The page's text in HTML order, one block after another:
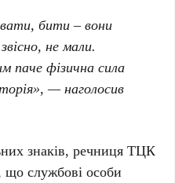
бити – вони
не мали.
паче фізична сила
— наголосив
знаків, речниця ТЦК
що службові особи